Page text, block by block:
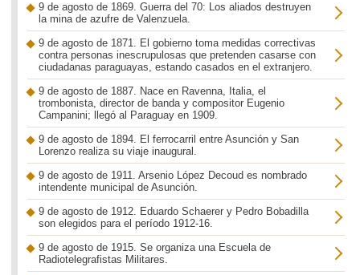
9 de agosto de 1869. Guerra del 70: Los aliados destruyen
la mina de azufre de Valenzuela.
9 de agosto de 1871. El gobierno toma medidas correctivas
contra personas inescrupulosas que pretenden casarse con
ciudadanas paraguayas, estando casados en el extranjero.
9 de agosto de 1887. Nace en Ravenna, Italia, el
trombonista, director de banda y compositor Eugenio
Campanini; llegó al Paraguay en 1909.
9 de agosto de 1894. El ferrocarril entre Asunción y San
Lorenzo realiza su viaje inaugural.
9 de agosto de 1911. Arsenio López Decoud es nombrado
intendente municipal de Asunción.
9 de agosto de 1912. Eduardo Schaerer y Pedro Bobadilla
son elegidos para el período 1912-16.
9 de agosto de 1915. Se organiza una Escuela de
Radiotelegrafistas Militares.